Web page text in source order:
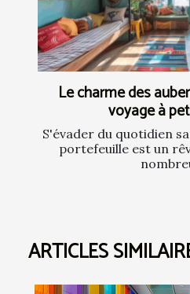
Le charme des
voyage à
S'évader du quotidien
portefeuille est un
ARTICLES